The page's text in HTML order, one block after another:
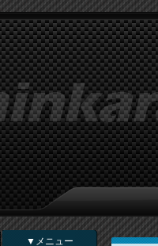
▼メニュー